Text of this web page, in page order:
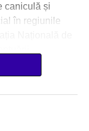
caniculă și
în regiunile